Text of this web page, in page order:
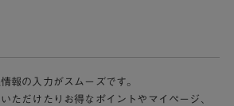
報の入力がスムーズです。
ただけたりお得なポイントやマイページ、